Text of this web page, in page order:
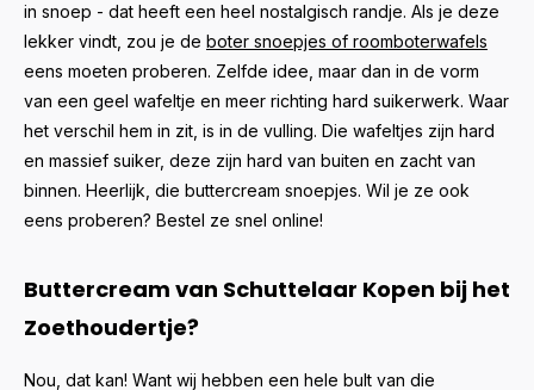
in snoep - dat heeft een heel nostalgisch randje. Als je deze
lekker vindt, zou je de boter snoepjes of roomboterwafels
eens moeten proberen. Zelfde idee, maar dan in de vorm
van een geel wafeltje en meer richting hard suikerwerk. Waar
het verschil hem in zit, is in de vulling. Die wafeltjes zijn hard
en massief suiker, deze zijn hard van buiten en zacht van
binnen. Heerlijk, die buttercream snoepjes. Wil je ze ook
eens proberen? Bestel ze snel online!
Buttercream van Schuttelaar Kopen bij het
Zoethoudertje?
Nou, dat kan! Want wij hebben een hele bult van die